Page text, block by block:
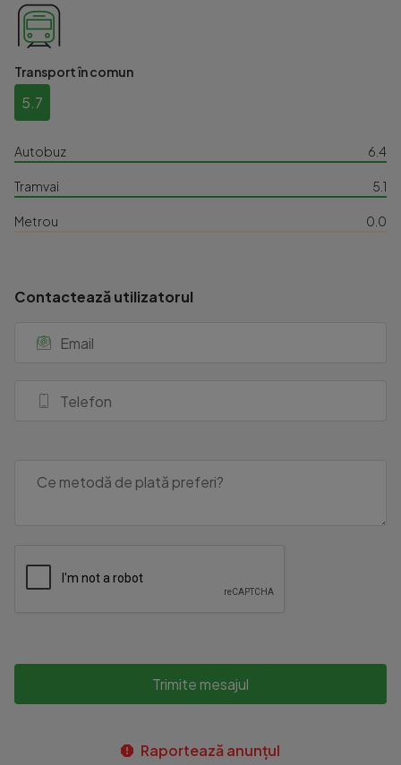
Transport în comun
5.7
Autobuz 6.4
Tramvai 5.1
Metrou 0.0
Contactează utilizatorul
Trimite mesajul
Raportează anunțul